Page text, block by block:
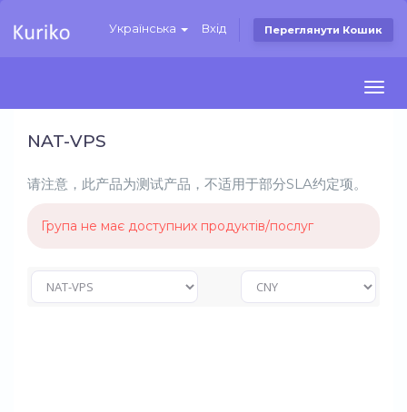
Українська Вхід Переглянути Кошик
NAT-VPS
请注意，此产品为测试产品，不适用于部分SLA约定项。
Група не має доступних продуктів/послуг